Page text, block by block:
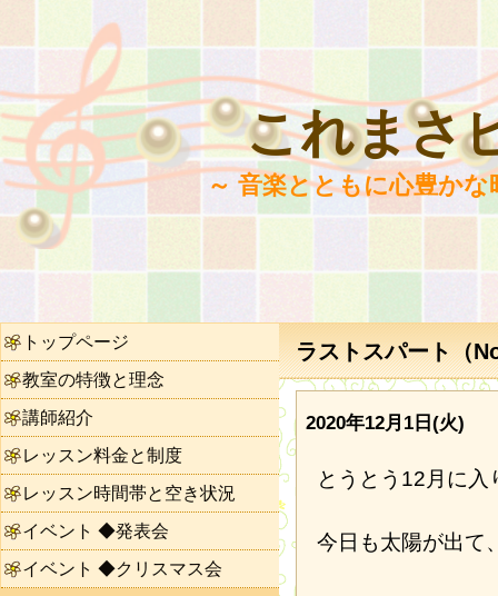
これまさ
～ 音楽とともに心豊か
ラストスパート（
2020年12月1日(火)
とうとう12月に入
今日も太陽が出て
トップページ
教室の特徴と理念
講師紹介
レッスン料金と制度
レッスン時間帯と空き状況
イベント ◆発表会
イベント ◆クリスマス会